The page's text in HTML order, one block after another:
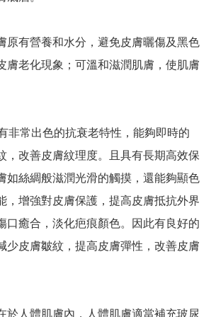
原有營養和水分，避免皮膚曬傷及黑色
膚老化現象；可溫和滋潤肌膚，使肌膚
非常出色的抗衰老特性，能夠即時的
，改善皮膚紋理度。且具有長期高效保
如絲綢般滋潤光滑的觸摸，還能夠顯色
，增強對皮膚保護，提高皮膚抵抗外界
口癒合，淡化疤痕顏色。因此有良好的
少皮膚皺紋，提高皮膚彈性，改善皮膚
於人體肌膚內，人體肌膚適當補充玻尿